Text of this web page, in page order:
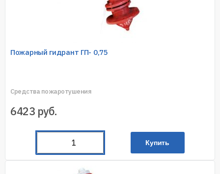
Пожарный гидрант ГП- 0,75
Средства пожаротушения
6423 руб.
Купить